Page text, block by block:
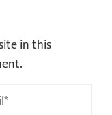
in this